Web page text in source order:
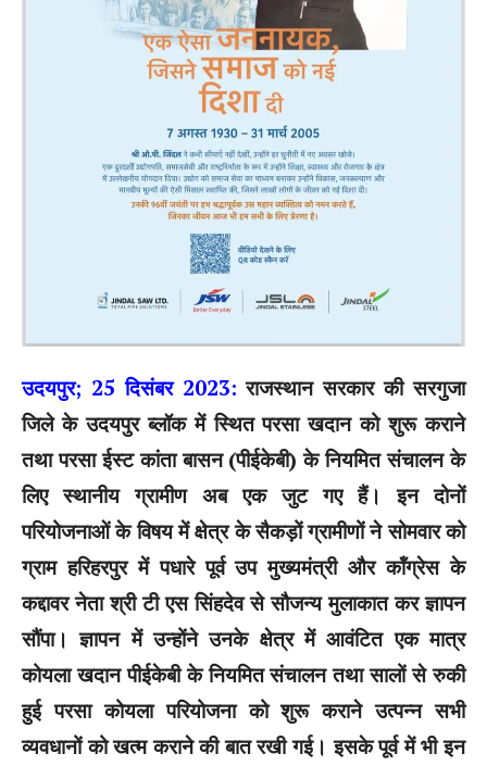
उदयपुर; 25 दिसंबर 2023: राजस्थान सरकार की सरगुजा
जिले के उदयपुर ब्लॉक में स्थित परसा खदान को शुरू कराने
तथा परसा ईस्ट कांता बासन (पीईकेबी) के नियमित संचालन के
लिए स्थानीय ग्रामीण अब एक जुट गए हैं। इन दोनों
परियोजनाओं के विषय में क्षेत्र के सैकड़ों ग्रामीणों ने सोमवार को
ग्राम हरिहरपुर में पधारे पूर्व उप मुख्यमंत्री और कॉंग्रेस के
कद्दावर नेता श्री टी एस सिंहदेव से सौजन्य मुलाकात कर ज्ञापन
सौंपा। ज्ञापन में उन्होंने उनके क्षेत्र में आवंटित एक मात्र
कोयला खदान पीईकेबी के नियमित संचालन तथा सालों से रुकी
हुई परसा कोयला परियोजना को शुरू कराने उत्पन्न सभी
व्यवधानों को खत्म कराने की बात रखी गई। इसके पूर्व में भी इन